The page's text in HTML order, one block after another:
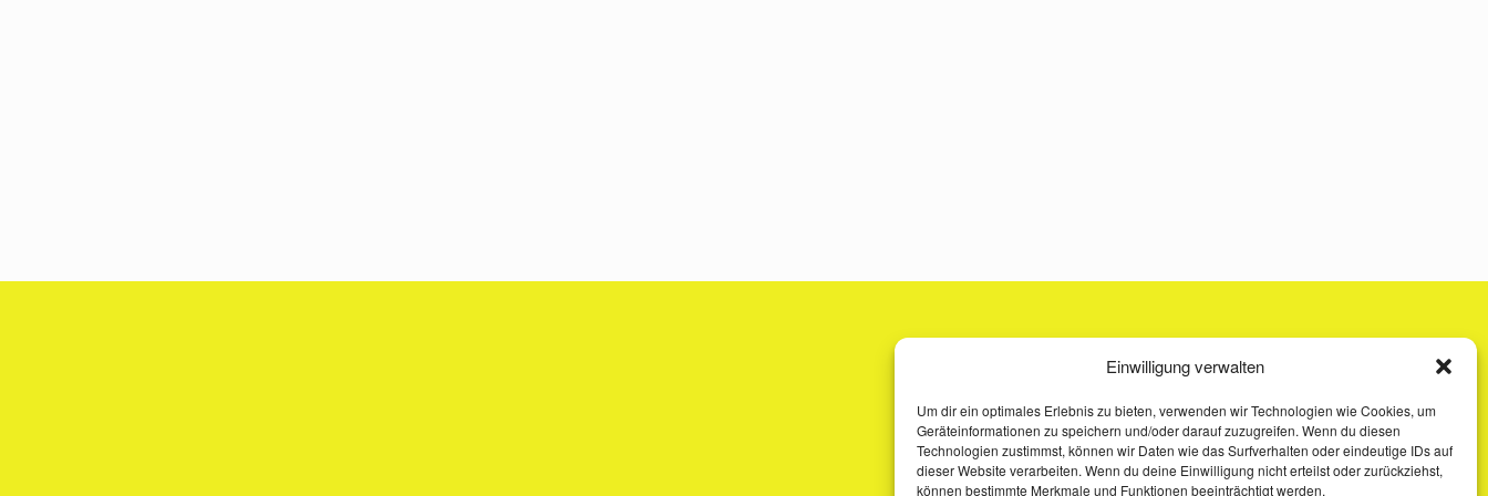
Einwilligung verwalten
Um dir ein optimales Erlebnis zu bieten, verwenden wir Technologien wie Cookies, um
Geräteinformationen zu speichern und/oder darauf zuzugreifen. Wenn du diesen
Technologien zustimmst, können wir Daten wie das Surfverhalten oder eindeutige IDs auf
dieser Website verarbeiten. Wenn du deine Einwilligung nicht erteilst oder zurückziehst,
können bestimmte Merkmale und Funktionen beeinträchtigt werden.